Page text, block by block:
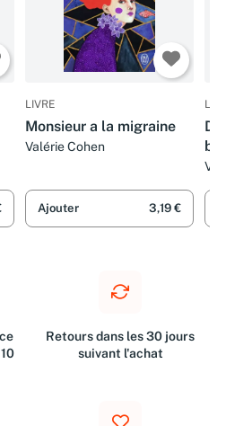
LIVRE
Monsieur a la migraine
Valérie Cohen
Ajouter 3,19 €
Retours dans les 30 jours
suivant l'achat